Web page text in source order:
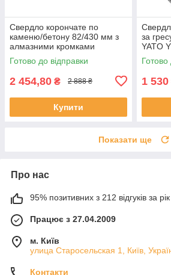
Свердло корончате по
каменю/бетону 82/430 мм з
алмазними кромками
(хвостовик М32) YATO YT-
60375
Готово до відправки
2 454,80 ₴ 2 888 ₴
Купити
за
YATO
Готово
1 530
Показати ще
Про нас
95% позитивних з 212 відгуків за рік
Працює з 27.04.2009
м. Київ
улица Старосельская 1, Київ,
Контакти